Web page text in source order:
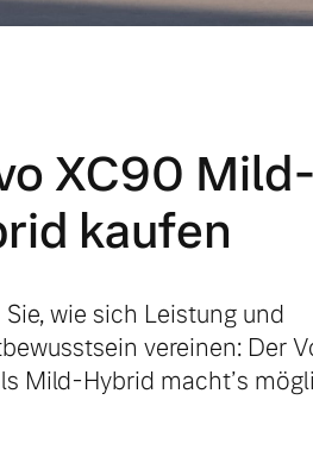
XC90 Mild-
kaufen
Sie, wie sich Leistung und
vereinen: Der
Mild-Hybrid macht’s